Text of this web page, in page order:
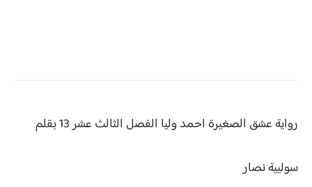
رواية عشق الصغيرة احمد وليا الفصل الثالث عشر 13 بقلم
سوليية نصار